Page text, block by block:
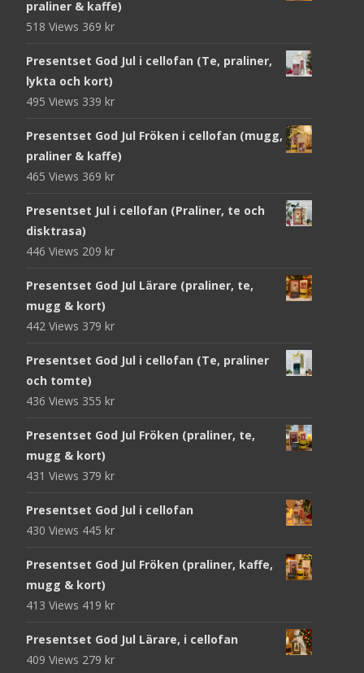
praliner & kaffe)
518 Views 369 kr
Presentset God Jul i cellofan (Te, praliner,
lykta och kort)
495 Views 339 kr
Presentset God Jul Fröken i cellofan (mugg,
praliner & kaffe)
465 Views 369 kr
Presentset Jul i cellofan (Praliner, te och
disktrasa)
446 Views 209 kr
Presentset God Jul Lärare (praliner, te,
mugg & kort)
442 Views 379 kr
Presentset God Jul i cellofan (Te, praliner
och tomte)
436 Views 355 kr
Presentset God Jul Fröken (praliner, te,
mugg & kort)
431 Views 379 kr
Presentset God Jul i cellofan
430 Views 445 kr
Presentset God Jul Fröken (praliner, kaffe,
mugg & kort)
413 Views 419 kr
Presentset God Jul Lärare, i cellofan
409 Views 279 kr